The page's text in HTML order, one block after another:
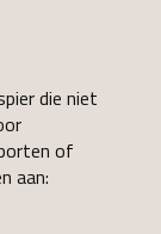
die niet
of
aan: